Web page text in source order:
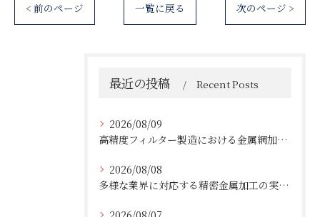
< 前のページ 一覧に戻る 次のページ >
最近の投稿 Recent Posts
2026/08/09
高精度フィルター製造における金属網加工の最前線
2026/08/08
多様な業界に対応する精密金属加工の実績と技術